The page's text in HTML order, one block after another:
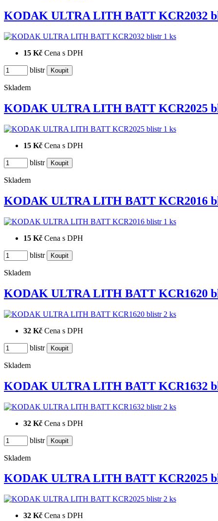
KODAK ULTRA LITH BATT KCR2032
15 Kč Cena s DPH
blistr
Skladem
KODAK ULTRA LITH BATT KCR2025
15 Kč Cena s DPH
blistr
Skladem
KODAK ULTRA LITH BATT KCR2016
15 Kč Cena s DPH
blistr
Skladem
KODAK ULTRA LITH BATT KCR1620
32 Kč Cena s DPH
blistr
Skladem
KODAK ULTRA LITH BATT KCR1632
32 Kč Cena s DPH
blistr
Skladem
KODAK ULTRA LITH BATT KCR2025
32 Kč Cena s DPH